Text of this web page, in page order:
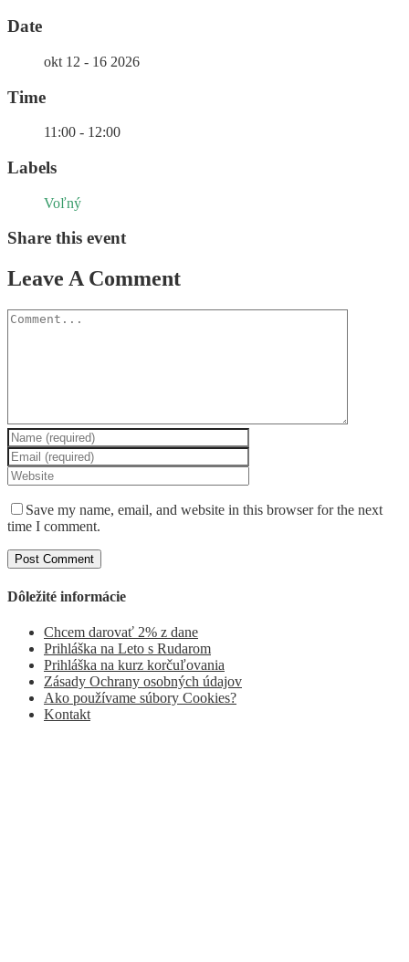
Date
okt 12 - 16 2026
Time
11:00 - 12:00
Labels
Voľný
Share this event
Leave A Comment
Comment
Save my name, email, and website in this browser for the next
time I comment.
Dôležité informácie
Chcem darovať 2% z dane
Prihláška na Leto s Rudarom
Prihláška na kurz korčuľovania
Zásady Ochrany osobných údajov
Ako používame súbory Cookies?
Kontakt